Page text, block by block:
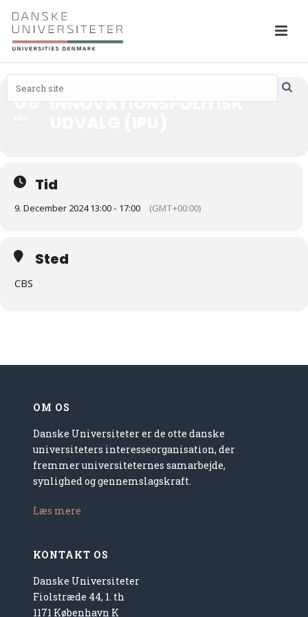
09 INNOVATIONSPOLITISK
Tid
9. December 2024 13:00 - 17:00 (GMT+00:00)
Sted
CBS
OM OS
Danske Universiteter er de otte danske
universiteters interesseorganisation, der
fremmer universiteternes samarbejde,
synlighed og gennemslagskraft.
Læs mere
KONTAKT OS
Danske Universiteter
Fiolstræde 44, 1. th
1171 København K